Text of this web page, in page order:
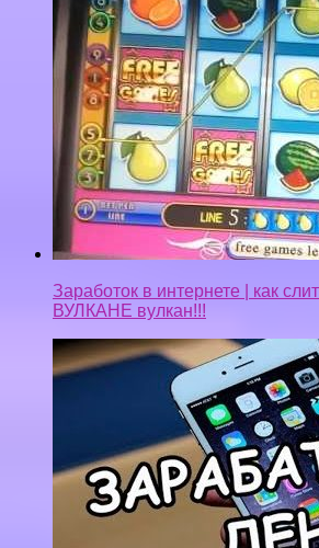
Заработок в интернете | как
ВУЛКАНЕ вулкан!!!